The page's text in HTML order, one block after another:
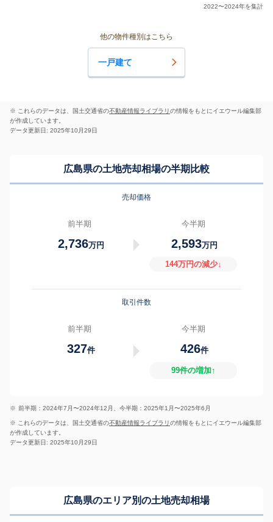
2022〜2024年を集計
他の物件種別はこちら
一戸建て
※ これらのデータは、国土交通省の不動産情報ライブラリの情報をもとにイエウール編集部
が作成しています。
データ更新日: 2025年10月29日
広島県の土地売却相場の半期比較
売却価格
前半期
2,736万円
今半期
2,593万円
144万円の減少↓
取引件数
前半期
327件
今半期
426件
99件の増加↑
※ 前半期：2024年7月〜2024年12月、今半期：2025年1月〜2025年6月
※ これらのデータは、国土交通省の不動産情報ライブラリの情報をもとにイエウール編集部
が作成しています。
データ更新日: 2025年10月29日
広島県のエリア別の土地売却相場